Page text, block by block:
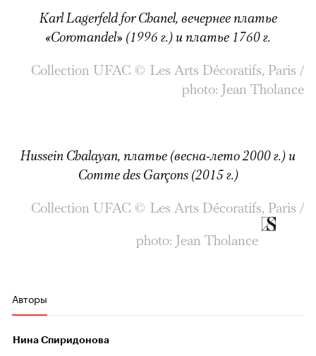
Karl Lagerfeld for Chanel, вечернее платье
«Coromandel» (1996 г.) и платье 1760 г.
Collection UFAC © Les Arts Décoratifs, Paris /
photo: Jean Tholance
Hussein Chalayan, платье (весна-лето 2000 г.) и
Comme des Garçons (2015 г.)
Collection UFAC © Les Arts Décoratifs, Paris /
photo: Jean Tholance
Авторы
Нина Спиридонова